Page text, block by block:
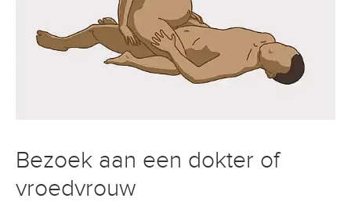
Bezoek aan een dokter of
vroedvrouw